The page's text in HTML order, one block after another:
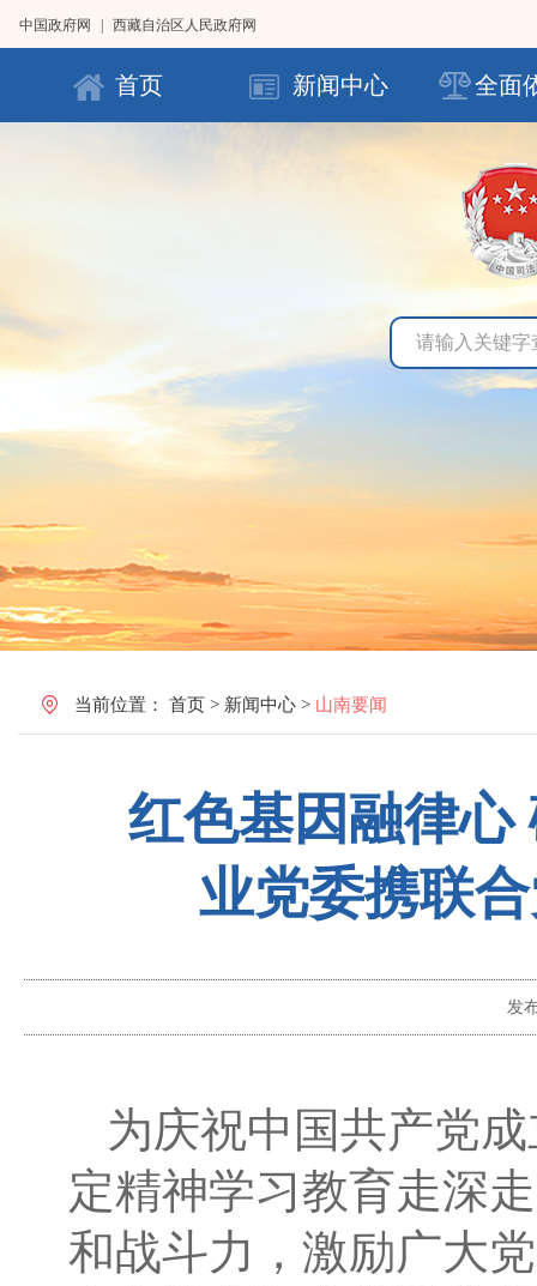
中国政府网 西藏自治区人民政府网
首页 新闻中心 全面
当前位置： 首页 > 新闻中心 > 山南要闻
红色基因融律心
业党委携联
发
为庆祝中国共产党
定精神学习教育走深
和战斗力，激励广大